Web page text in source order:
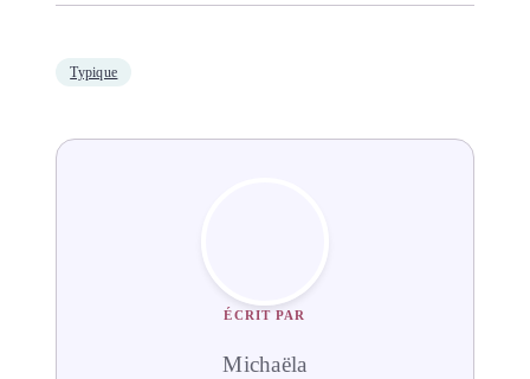
Typique
ÉCRIT PAR
Michaëla